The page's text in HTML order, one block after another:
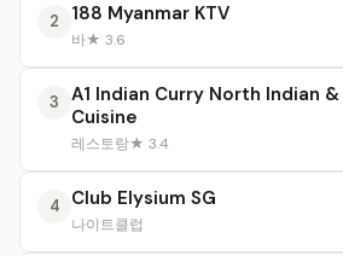
2 188 Myanmar KTV
바★ 3.6
3
A1 Indian Curry North Indian
Cuisine
레스토랑★ 3.4
4 Club Elysium SG
나이트클럽